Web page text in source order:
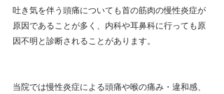
吐き気を伴う頭痛についても首の筋肉の慢性炎症が
原因であることが多く、内科や耳鼻科に行っても原
因不明と診断されることがあります。
当院では慢性炎症による頭痛や喉の痛み・違和感、